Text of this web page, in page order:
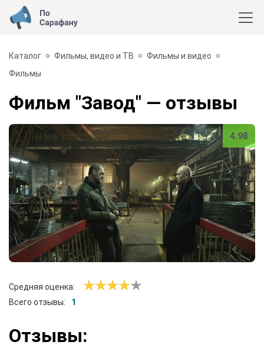
Каталог Фильмы, видео и ТВ
Фильмы и видео
Фильмы
Фильм "Завод" — отзывы
4.98
Средняя оценка:
Всего отзывы:
1
Отзывы: